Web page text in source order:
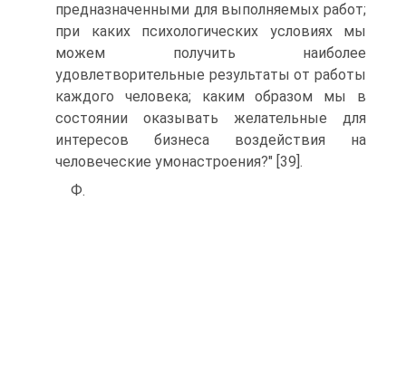
предназначенными для выполняемых работ;
при каких психологических условиях мы
можем получить наиболее
удовлетворительные результаты от работы
каждого человека; каким образом мы в
состоянии оказывать желательные для
интересов бизнеса воздействия на
человеческие умонастроения?" [39].
Ф.